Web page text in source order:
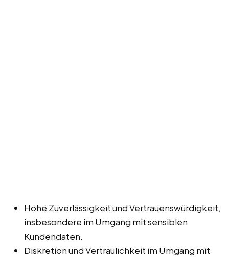
Hohe Zuverlässigkeit und Vertrauenswürdigkeit,
insbesondere im Umgang mit sensiblen
Kundendaten.
Diskretion und Vertraulichkeit im Umgang mit